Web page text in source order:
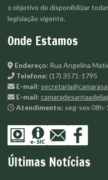
o objetivo de disponibilizar
legislação vigente.
Onde Estamos
Endereço: Rua Angelina
Telefone: (17) 3571-1795
E-mail:
E-mail:
Atendimento: seg-sex 08h-
Últimas Notícias